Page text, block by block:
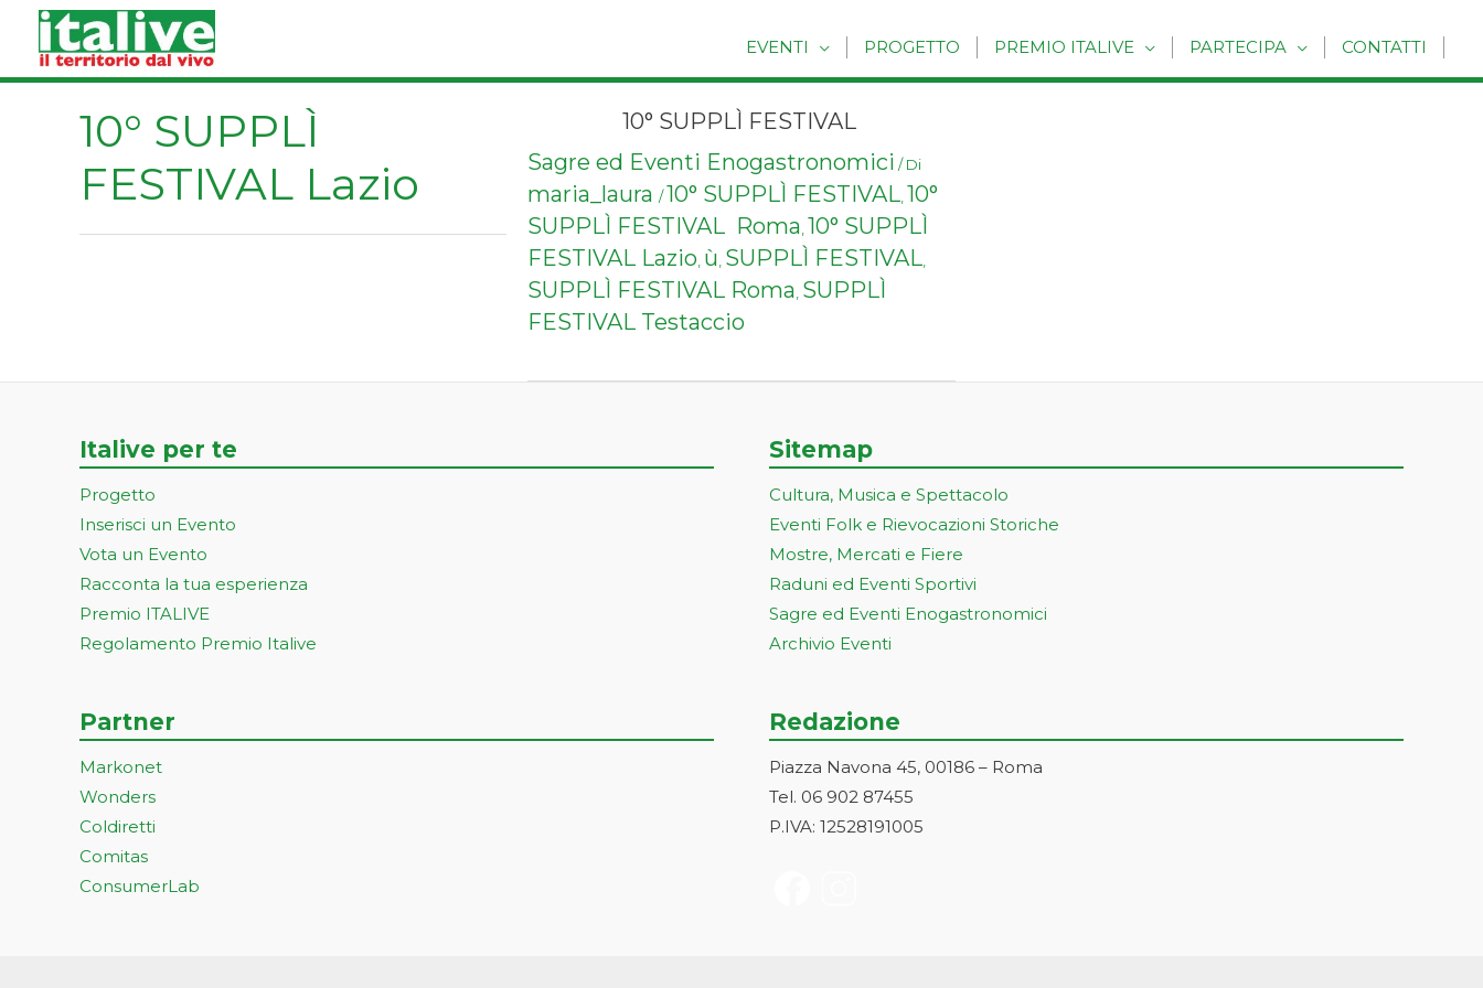
contenuto
EVENTI PROGETTO PREMIO ITALIVE PARTECIPA CONTATTI
10° SUPPLÌ
FESTIVAL Lazio
10° SUPPLÌ FESTIVAL
Sagre ed Eventi Enogastronomici / Di
maria_laura / 10° SUPPLÌ FESTIVAL, 10°
SUPPLÌ FESTIVAL Roma, 10° SUPPLÌ
FESTIVAL Lazio, ù, SUPPLÌ FESTIVAL,
SUPPLÌ FESTIVAL Roma, SUPPLÌ
FESTIVAL Testaccio
Italive per te
Progetto
Inserisci un Evento
Vota un Evento
Racconta la tua esperienza
Premio ITALIVE
Regolamento Premio Italive
Partner
Markonet
Wonders
Coldiretti
Comitas
ConsumerLab
Sitemap
Cultura, Musica e Spettacolo
Eventi Folk e Rievocazioni Storiche
Mostre, Mercati e Fiere
Raduni ed Eventi Sportivi
Sagre ed Eventi Enogastronomici
Archivio Eventi
Redazione
Piazza Navona 45, 00186 – Roma
Tel. 06 902 87455
P.IVA: 12528191005